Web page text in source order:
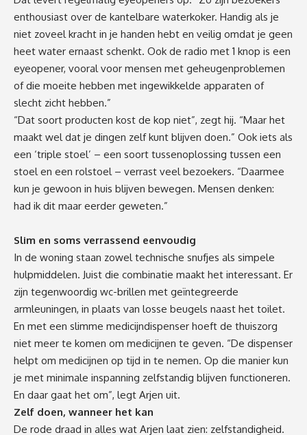
enthousiast over de kantelbare waterkoker. Handig als je
niet zoveel kracht in je handen hebt en veilig omdat je geen
heet water ernaast schenkt. Ook de radio met 1 knop is een
eyeopener, vooral voor mensen met geheugenproblemen
of die moeite hebben met ingewikkelde apparaten of
slecht zicht hebben.”
“Dat soort producten kost de kop niet”, zegt hij. “Maar het
maakt wel dat je dingen zelf kunt blijven doen.” Ook iets als
een ‘triple stoel’ – een soort tussenoplossing tussen een
stoel en een rolstoel – verrast veel bezoekers. “Daarmee
kun je gewoon in huis blijven bewegen. Mensen denken:
had ik dit maar eerder geweten.”
Slim en soms verrassend eenvoudig
In de woning staan zowel technische snufjes als simpele
hulpmiddelen. Juist die combinatie maakt het interessant. Er
zijn tegenwoordig wc-brillen met geïntegreerde
armleuningen, in plaats van losse beugels naast het toilet.
En met een slimme medicijndispenser hoeft de thuiszorg
niet meer te komen om medicijnen te geven. “De dispenser
helpt om medicijnen op tijd in te nemen. Op die manier kun
je met minimale inspanning zelfstandig blijven functioneren.
En daar gaat het om”, legt Arjen uit.
Zelf doen, wanneer het kan
De rode draad in alles wat Arjen laat zien: zelfstandigheid.